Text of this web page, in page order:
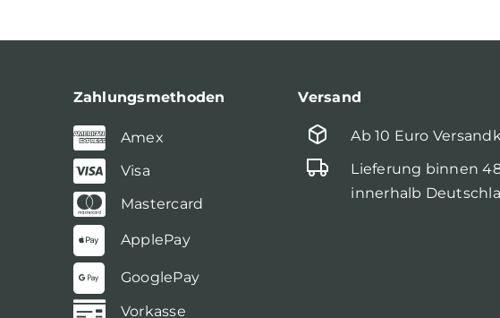
Zahlungsmethoden
Amex
Visa
Mastercard
ApplePay
GooglePay
Vorkasse
Versand
Ab 10 Euro
Lieferung binnen
innerhalb